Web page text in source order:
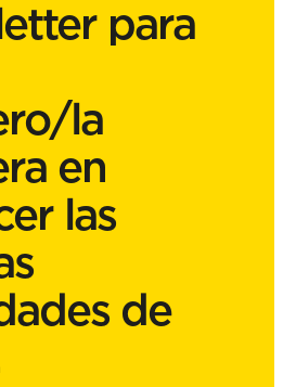
para
la
en
las
de